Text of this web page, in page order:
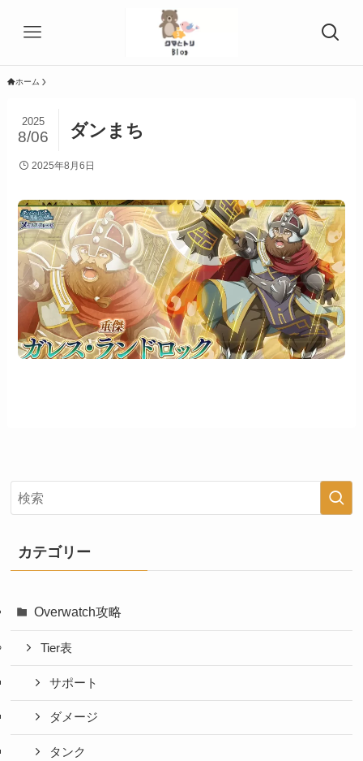
ホーム
ダンまち
2025
8/06
2025年8月6日
カテゴリー
Overwatch攻略
Tier表
サポート
ダメージ
タンク